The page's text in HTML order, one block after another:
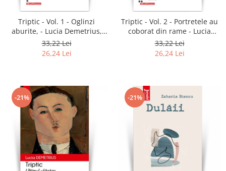
Triptic - Vol. 1 - Oglinzi
aburite, - Lucia Demetrius,
editia 2020
33,22 Lei
26,24 Lei
Triptic - Vol. 2 - Portretele au
coborat din rame - Lucia
Demetrius, editia 2020
33,22 Lei
26,24 Lei
-21% -21%